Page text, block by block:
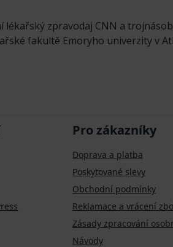
zpravodaj CNN a
fakultě Emoryho univerzity v
Pro zákazníky
Doprava a platba
Poskytované slevy
Obchodní podmínky
Reklamace a vrácení
Zásady zpracování
Návody